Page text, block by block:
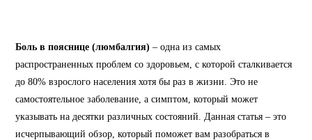
Боль в пояснице (люмбалгия) – одна из самых
распространенных проблем со здоровьем, с которой сталкивается
до 80% взрослого населения хотя бы раз в жизни. Это не
самостоятельное заболевание, а симптом, который может
указывать на десятки различных состояний. Данная статья – это
исчерпывающий обзор, который поможет вам разобраться в